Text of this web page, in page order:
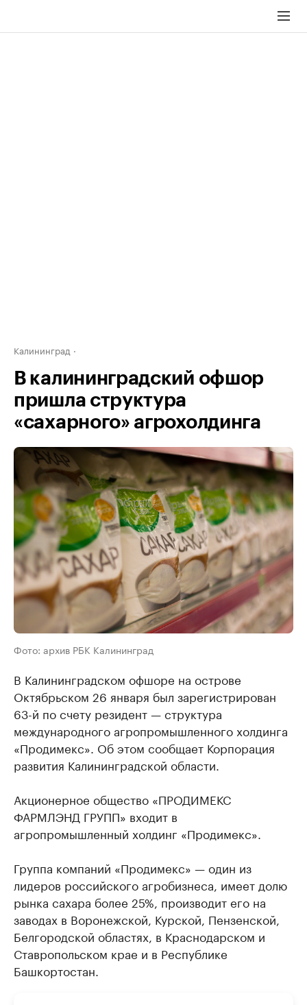
Калининград
В калининградский офшор
пришла структура
«сахарного» агрохолдинга
Фото: архив РБК Калининград
В Калининградском офшоре на острове
Октябрьском 26 января был зарегистрирован
63-й по счету резидент — структура
международного агропромышленного холдинга
«Продимекс». Об этом сообщает Корпорация
развития Калининградской области.
Акционерное общество «ПРОДИМЕКС
ФАРМЛЭНД ГРУПП» входит в
агропромышленный холдинг «Продимекс».
Группа компаний «Продимекс» — один из
лидеров российского агробизнеса, имеет долю
рынка сахара более 25%, производит его на
заводах в Воронежской, Курской, Пензенской,
Белгородской областях, в Краснодарском и
Ставропольском крае и в Республике
Башкортостан.